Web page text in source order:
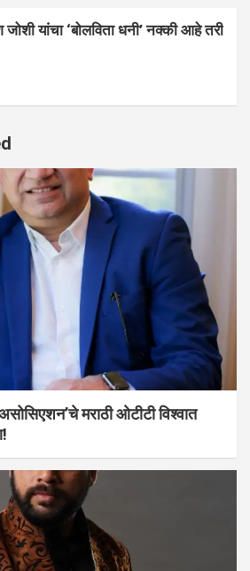
यांचा ‘बोलविता धनी’ नक्की आहे तरी
मराठी ओटीटी विश्वात